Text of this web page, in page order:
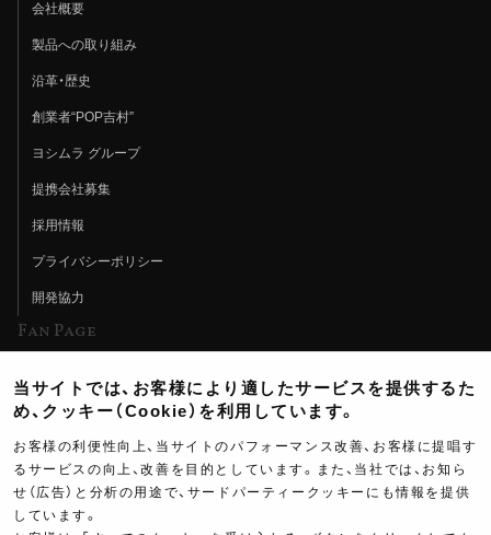
会社概要
製品への取り組み
沿革・歴史
創業者“POP吉村”
ヨシムラ グループ
提携会社募集
採用情報
プライバシーポリシー
開発協力
Fan Page
ヨシムラTV
イベント情報
イベントスケジュール
ツーリングブレイクタイム
当サイトでは、お客様により適したサービスを提供するた
め、クッキー（Cookie）を利用しています。
お客様の利便性向上、当サイトのパフォーマンス改善、お客様に提唱す
るサービスの向上、改善を目的としています。また、当社では、お知ら
せ（広告）と分析の用途で、サードパーティークッキーにも情報を提供
しています。